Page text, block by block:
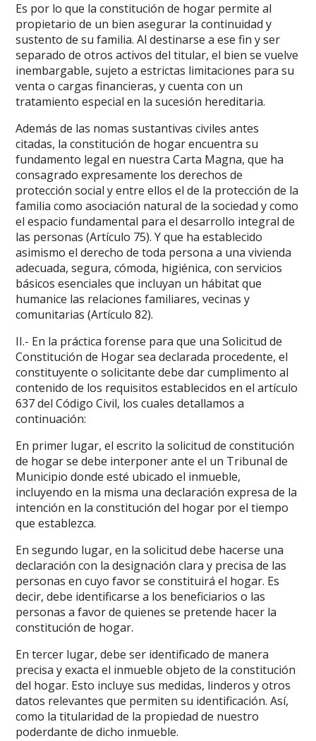
Es por lo que la constitución de hogar permite al
propietario de un bien asegurar la continuidad y
sustento de su familia. Al destinarse a ese fin y ser
separado de otros activos del titular, el bien se vuelve
inembargable, sujeto a estrictas limitaciones para su
venta o cargas financieras, y cuenta con un
tratamiento especial en la sucesión hereditaria.
Además de las nomas sustantivas civiles antes
citadas, la constitución de hogar encuentra su
fundamento legal en nuestra Carta Magna, que ha
consagrado expresamente los derechos de
protección social y entre ellos el de la protección de la
familia como asociación natural de la sociedad y como
el espacio fundamental para el desarrollo integral de
las personas (Artículo 75). Y que ha establecido
asimismo el derecho de toda persona a una vivienda
adecuada, segura, cómoda, higiénica, con servicios
básicos esenciales que incluyan un hábitat que
humanice las relaciones familiares, vecinas y
comunitarias (Artículo 82).
II.- En la práctica forense para que una Solicitud de
Constitución de Hogar sea declarada procedente, el
constituyente o solicitante debe dar cumplimento al
contenido de los requisitos establecidos en el artículo
637 del Código Civil, los cuales detallamos a
continuación:
En primer lugar, el escrito la solicitud de constitución
de hogar se debe interponer ante el un Tribunal de
Municipio donde esté ubicado el inmueble,
incluyendo en la misma una declaración expresa de la
intención en la constitución del hogar por el tiempo
que establezca.
En segundo lugar, en la solicitud debe hacerse una
declaración con la designación clara y precisa de las
personas en cuyo favor se constituirá el hogar. Es
decir, debe identificarse a los beneficiarios o las
personas a favor de quienes se pretende hacer la
constitución de hogar.
En tercer lugar, debe ser identificado de manera
precisa y exacta el inmueble objeto de la constitución
del hogar. Esto incluye sus medidas, linderos y otros
datos relevantes que permiten su identificación. Así,
como la titularidad de la propiedad de nuestro
poderdante de dicho inmueble.